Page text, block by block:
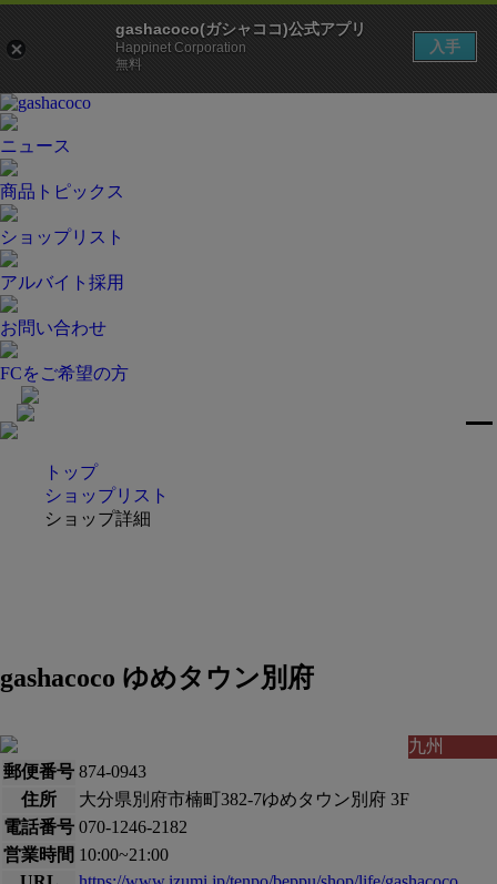
gashacoco(ガシャココ)公式アプリ
Happinet Corporation
無料
入手
ニュース
商品トピックス
ショップリスト
アルバイト採用
お問い合わせ
FCをご希望の方
トップ
ショップリスト
ショップ詳細
gashacoco ゆめタウン別府
九州
郵便番号 874-0943
住所
大分県別府市楠町382-7ゆめタウン別府 3F
電話番号 070-1246-2182
営業時間 10:00~21:00